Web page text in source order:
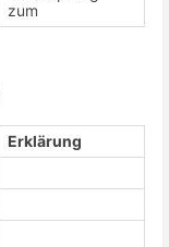
zum
Erklärung